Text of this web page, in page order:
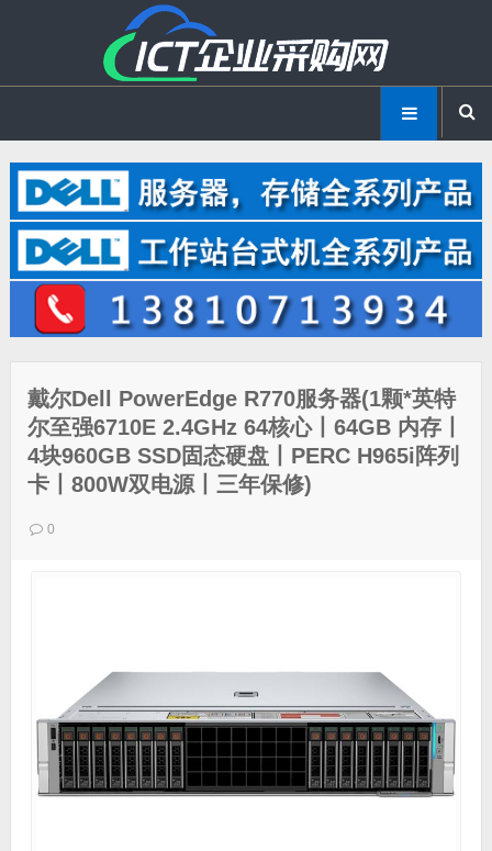
戴尔Dell PowerEdge R770服务器(1颗*英特
尔至强6710E 2.4GHz 64核心丨64GB 内存丨
4块960GB SSD固态硬盘丨PERC H965i阵列
卡丨800W双电源丨三年保修)
0